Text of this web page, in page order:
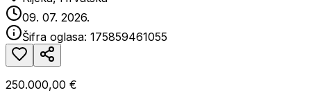
09. 07. 2026.
Šifra oglasa: 175859461055
250.000,00 €